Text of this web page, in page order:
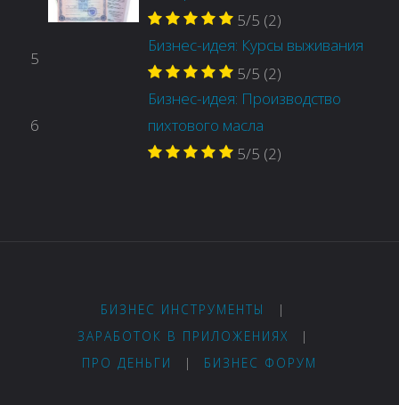
5/5 (2)
5
Бизнес-идея: Курсы выживания
5/5 (2)
6
Бизнес-идея: Производство
пихтового масла
5/5 (2)
БИЗНЕС ИНСТРУМЕНТЫ
|
ЗАРАБОТОК В ПРИЛОЖЕНИЯХ
|
ПРО ДЕНЬГИ
| БИЗНЕС ФОРУМ